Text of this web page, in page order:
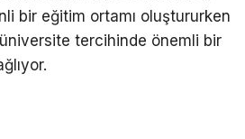
bir eğitim ortamı oluştururken
üniversite tercihinde önemli bir